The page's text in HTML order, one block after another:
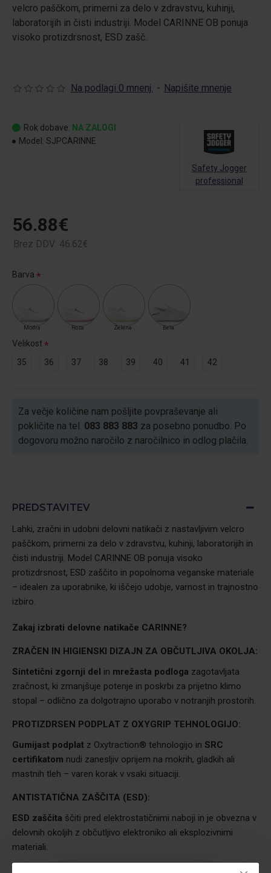
velcro paščkom, primerni za delo v zdravstvu, kuhinji,
laboratorijih in čisti industriji. Model CARINNE OB ponuja
visoko protizdrsnost, ESD zašč..
Na podlagi 0 mnenj. - Napišite mnenje
56.88€
Brez DDV: 46.62€
Rok dobave: NA ZALOGI
Model: SJPCARINNE
Safety Jogger
professional
Barva
Modra Roza Zelena Bela
Velikost
35
36 37 38 39 40 41 42
Za večje količine nam pošljite povpraševanje ali
pokličite na tel. 083 883 883 za posebno ponudbo. Po
dogovoru možno naročilo z naročilnico in odlog plačila.
PREDSTAVITEV
Lahki, zračni in udobni delovni natikači z nastavljivim velcro
paščkom, primerni za delo v zdravstvu, kuhinji, laboratorijih in
čisti industriji. Model CARINNE OB ponuja visoko
protizdrsnost, ESD zaščito in popolnoma veganske materiale
– idealen za uporabnike, ki iščejo udobje, varnost in trajnostno
izbiro.
Zakaj izbrati delovne natikače CARINNE?
ZRAČEN IN HIGIENSKI DIZAJN ZA OBČUTLJIVA OKOLJA:
Sintetični zgornji del in mrežasta podloga zagotavljata
zračnost, ki zmanjšuje potenje in poskrbi za prijetno klimo
stopal – odlično za dolgotrajno uporabo v notranjih prostorih.
PROTIZDRSEN PODPLAT Z OXYGRIP TEHNOLOGIJO:
Gumijast podplat z Oxytraction® tehnologijo in SRC
certifikatom nudi zanesljiv oprijem na mokrih, gladkih ali
mastnih tleh – varen korak v vsaki situaciji.
ANTISTATIČNA ZAŠČITA (ESD):
ESD zaščita ščiti pred elektrostatičnimi naboji in je obvezna v
delovnih okoljih z občutljivo elektroniko ali eksplozivnimi
materiali.
SNEMLJIV IN ZAMENLJIV VLOŽEK ZA VEČJE UDOBJE: